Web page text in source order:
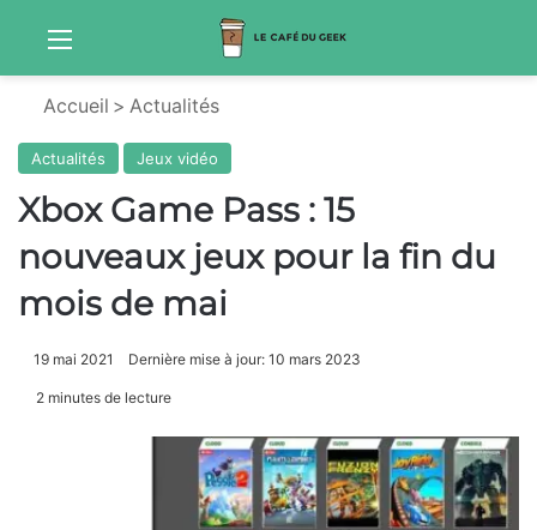
Menu
Accueil > Actualités
Actualités Jeux vidéo
Xbox Game Pass : 15
nouveaux jeux pour la fin du
mois de mai
19 mai 2021 Dernière mise à jour: 10 mars 2023
2 minutes de lecture